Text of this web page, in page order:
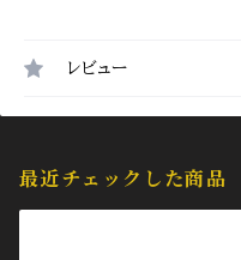
レビュー
最近チェックした商品